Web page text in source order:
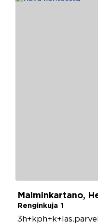
Malminkartano,
Renginkuja 1